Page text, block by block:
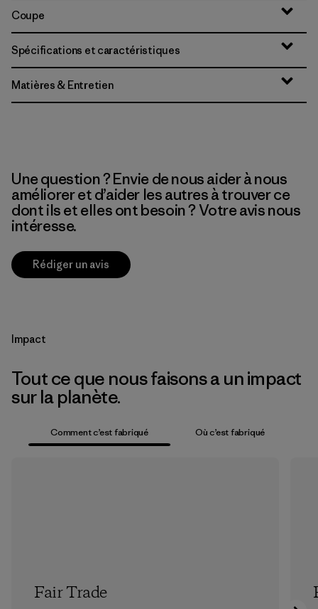
Coupe
Spécifications et caractéristiques
Matières & Entretien
Une question ? Envie de nous aider à nous
améliorer et d’aider les autres à trouver ce
dont ils et elles ont besoin ? Votre avis nous
intéresse.
Rédiger un avis
Impact
Tout ce que nous faisons a un impact
sur la planète.
Comment c’est fabriqué Où c’est fabriqué
Fair Trade